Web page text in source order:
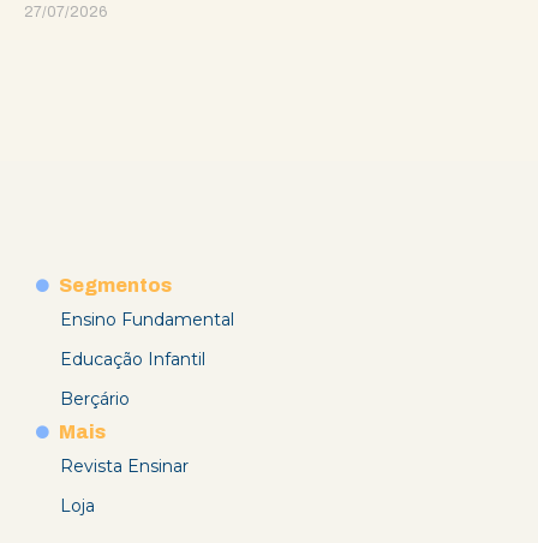
27/07/2026
Segmentos
Ensino Fundamental
Educação Infantil
Berçário
Mais
Revista Ensinar
Loja